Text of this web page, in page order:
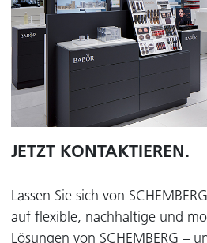
JETZT KONTAKTIEREN.
Lassen Sie sich von
auf flexible, nachhaltige und
Lösungen von SCHEMBERG –